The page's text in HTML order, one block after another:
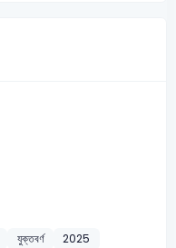
যুক্তবর্ণ 2025